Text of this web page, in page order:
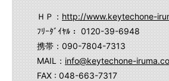
ＨＰ： http://www.keytechone-
ﾌﾘｰﾀﾞｲﾔﾙ： 0120-39-6948
携帯：090-7804-7313
MAIL： info@keytechone-
FAX : 048-663-7317